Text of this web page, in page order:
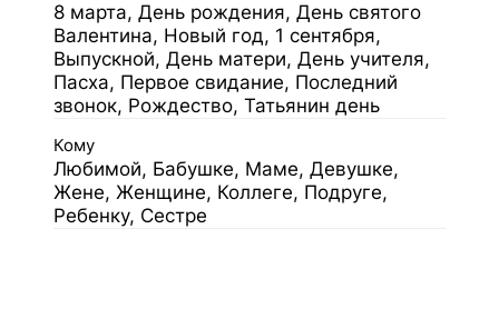
8 марта, День рождения, День святого
Валентина, Новый год, 1 сентября,
Выпускной, День матери, День учителя,
Пасха, Первое свидание, Последний
звонок, Рождество, Татьянин день
Кому
Любимой, Бабушке, Маме, Девушке,
Жене, Женщине, Коллеге, Подруге,
Ребенку, Сестре